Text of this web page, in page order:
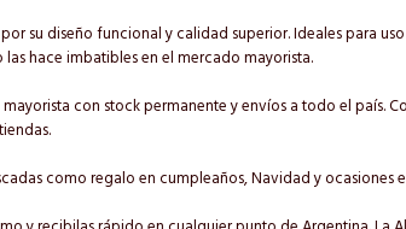
su diseño funcional y calidad superior. Ideales para
hace imbatibles en el mercado mayorista.
con stock permanente y envíos a todo el país.
como regalo en cumpleaños, Navidad y ocasiones